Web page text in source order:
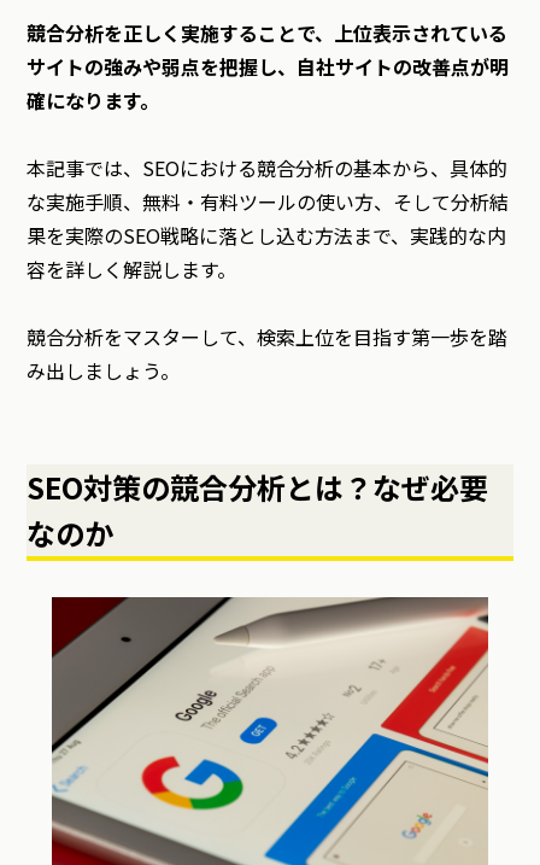
競合分析を正しく実施することで、上位表示されている
サイトの強みや弱点を把握し、自社サイトの改善点が明
確になります。
本記事では、SEOにおける競合分析の基本から、具体的
な実施手順、無料・有料ツールの使い方、そして分析結
果を実際のSEO戦略に落とし込む方法まで、実践的な内
容を詳しく解説します。
競合分析をマスターして、検索上位を目指す第一歩を踏
み出しましょう。
SEO対策の競合分析とは？なぜ必要
なのか